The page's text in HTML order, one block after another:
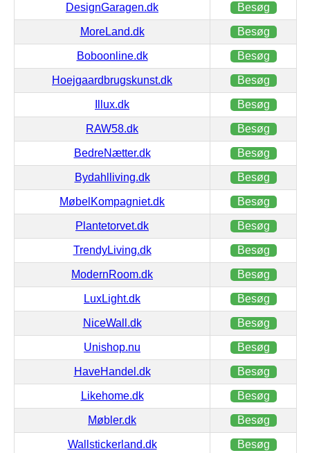
DesignGaragen.dk Besøg
MoreLand.dk Besøg
Boboonline.dk Besøg
Hoejgaardbrugskunst.dk Besøg
Illux.dk Besøg
RAW58.dk Besøg
BedreNætter.dk Besøg
Bydahlliving.dk Besøg
MøbelKompagniet.dk Besøg
Plantetorvet.dk Besøg
TrendyLiving.dk Besøg
ModernRoom.dk Besøg
LuxLight.dk Besøg
NiceWall.dk Besøg
Unishop.nu Besøg
HaveHandel.dk Besøg
Likehome.dk Besøg
Møbler.dk Besøg
Wallstickerland.dk Besøg